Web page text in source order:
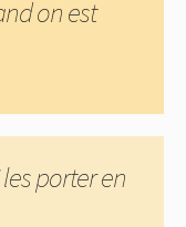
on est
porter en